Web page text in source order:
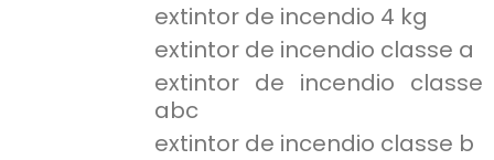
extintor de incendio 4 kg
extintor de incendio classe a
extintor de incendio classe
abc
extintor de incendio classe b